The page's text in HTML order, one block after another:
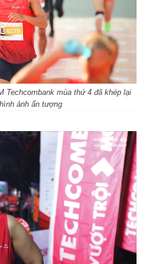
Techcombank mùa thứ 4 đã khép lại
ảnh ấn tượng